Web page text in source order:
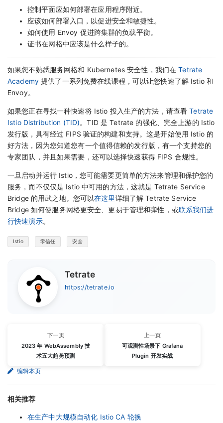
控制平面应如何部署在应用程序附近。
应该如何部署入口，以促进安全和敏捷性。
如何使用 Envoy 促进跨集群的负载平衡。
证书在网格中应该是什么样子的。
如果您不熟悉服务网格和 Kubernetes 安全性，我们在Tetrate
Academy 提供了一系列免费在线课程，可以让您快速了解 Istio 和
Envoy。
如果您正在寻找一种快速将 Istio 投入生产的方法，请查看Tetrate
Istio Distribution (TID)。TID 是 Tetrate 的强化、完全上游的 Istio
发行版，具有经过 FIPS 验证的构建和支持。这是开始使用 Istio 的
好方法，因为您知道您有一个值得信赖的发行版，有一个支持您的
专家团队，并且如果需要，还可以选择快速获得 FIPS 合规性。
一旦启动并运行 Istio，您可能需要更简单的方法来管理和保护您的
服务，而不仅仅是 Istio 中可用的方法，这就是 Tetrate Service
Bridge 的用武之地。您可以在这里详细了解 Tetrate Service
Bridge 如何使服务网格更安全、更易于管理和弹性，或联系我们进
行快速演示。
Istio 零信任 安全
Tetrate
https://tetrate.io
下一页
2023 年 WebAssembly 技
术五大趋势预测
上一页
可观测性场景下 Grafana
Plugin 开发实战
编辑本页
相关推荐
在生产中大规模自动化 Istio CA 轮换